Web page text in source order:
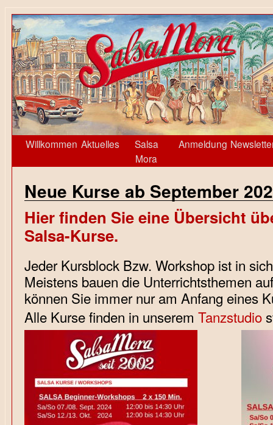
Willkommen Aktuelles
Salsa
Mora
Anmeldung
Neue Kurse ab September
Hier finden Sie eine Übersicht
Salsa-Kurse.
Jeder Kursblock Bzw. Workshop ist in
Meistens bauen die Unterrichtsthemen
können Sie immer nur am Anfang eines
Alle Kurse finden in unserem Tanzstudio